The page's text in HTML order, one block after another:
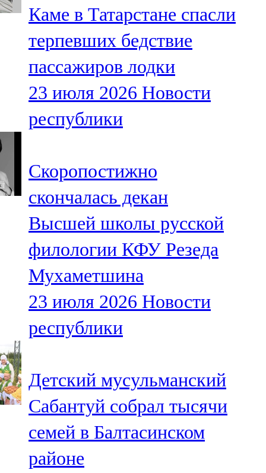
Каме в Татарстане спасли
терпевших бедствие
пассажиров лодки
23 июля 2026 Новости
республики
Скоропостижно
скончалась декан
Высшей школы русской
филологии КФУ Резеда
Мухаметшина
23 июля 2026 Новости
республики
Детский мусульманский
Сабантуй собрал тысячи
семей в Балтасинском
районе